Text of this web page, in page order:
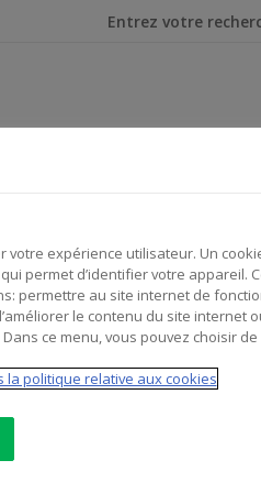
Je cherche
votre carte ou via votre
pour chaque opération et il
le moyen de paiement,
votre expérience utilisateur. Un
permet d’identifier votre appareil.
permettre au site internet de
le contenu du site internet
ce menu, vous pouvez choisir de
la politique relative aux cookies